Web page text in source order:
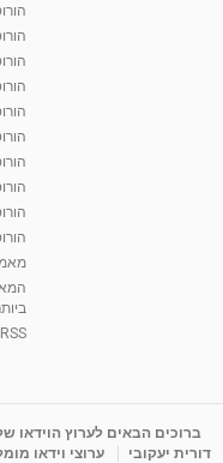
יוסי שר - מתמחה בשיטת
2,734 צפיות
רנה רז-גילו -טיפול אנרגטי
2,309 צפיות
סודות בתאריך הלידה,
ינואר זינה ליבשיץ
ליסה גרוסמן - המרכז
מדיטציה בדמיון מודרך -
מאת admin 11 שנים 3,644 צפיות
RSS
ברוכים הבאים לערוץ הוידאו
דורית יעקובי
ערוצי וידאו